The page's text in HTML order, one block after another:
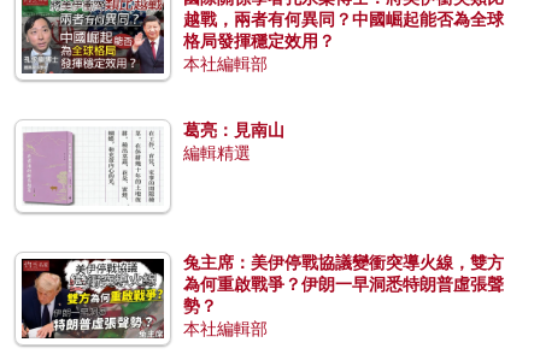
越戰，兩者有何異同？中國崛起能否為全球
格局發揮穩定效用？
本社編輯部
葛亮：見南山
編輯精選
兔主席：美伊停戰協議變衝突導火線，雙方
為何重啟戰爭？伊朗一早洞悉特朗普虛張聲
勢？
本社編輯部